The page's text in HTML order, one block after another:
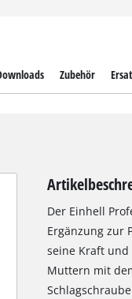
Zubehör
Der Einhell
Ergänzung zur
seine Kraft und
Muttern mit